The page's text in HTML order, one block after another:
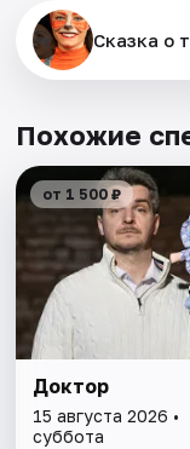
Сказка о
Похожие
от 1 500 ₽
Доктор
15 августа 2026 •
суббота